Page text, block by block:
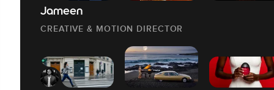
Jameen
CREATIVE & MOTION DIRECTOR